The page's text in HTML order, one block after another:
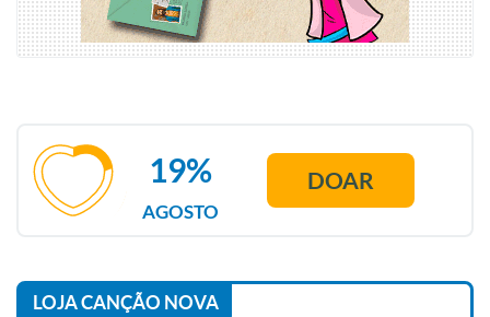
AGOSTO
19% DOAR
LOJA CANÇÃO NOVA